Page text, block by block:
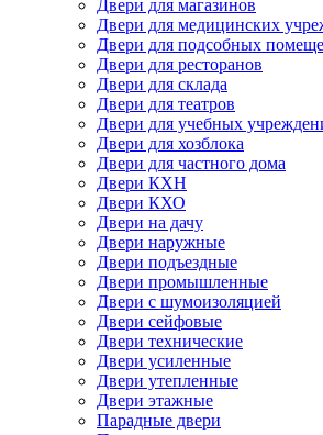
Двери для магазинов
Двери для медицинских
Двери для подсобных
Двери для ресторанов
Двери для склада
Двери для театров
Двери для учебных
Двери для хозблока
Двери для частного дома
Двери КХН
Двери КХО
Двери на дачу
Двери наружные
Двери подъездные
Двери промышленные
Двери с шумоизоляцией
Двери сейфовые
Двери технические
Двери усиленные
Двери утепленные
Двери этажные
Парадные двери